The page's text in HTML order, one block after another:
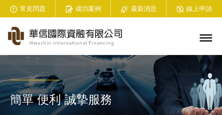
常見問題 成功案例 最新消息 線上申請
簡單 便利 誠摯服務